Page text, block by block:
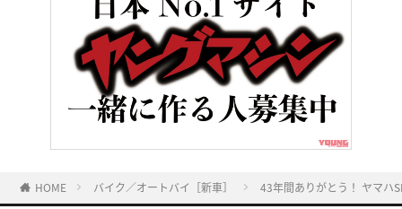
HOME バイク／オートバイ［新車］ 43年間ありがとう！ ヤマハ